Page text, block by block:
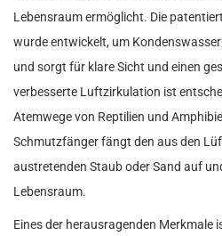
Lebensraum ermöglicht. Die
wurde entwickelt, um
und sorgt für klare Sicht und einen
verbesserte Luftzirkulation ist
Atemwege von Reptilien und
Schmutzfänger fängt den aus den
austretenden Staub oder Sand auf
Lebensraum.
Eines der herausragenden Merkmale